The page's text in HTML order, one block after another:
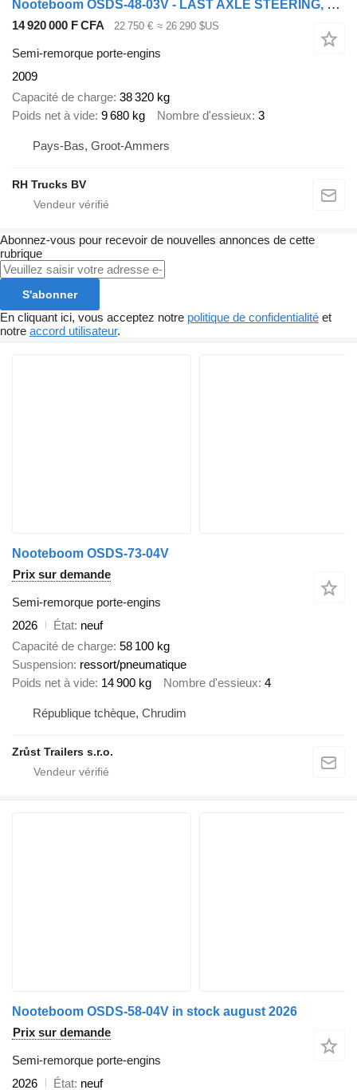
Nooteboom OSDS-48-03V - LAST AXLE STEERING, 6,8 M EXTENDABLE
14 920 000 F CFA 22 750 € ≈ 26 290 $US
Semi-remorque porte-engins
2009
Capacité de charge 38 320 kg
Poids net à vide 9 680 kg Nombre d'essieux 3
Pays-Bas, Groot-Ammers
RH Trucks BV
Abonnez-vous pour recevoir de nouvelles annonces de cette
rubrique
S'abonner
En cliquant ici, vous acceptez notre politique de confidentialité et
notre accord utilisateur.
Nooteboom OSDS-73-04V
Prix sur demande
Semi-remorque porte-engins
2026
État neuf
Capacité de charge 58 100 kg
Suspension ressort/pneumatique
Poids net à vide 14 900 kg Nombre d'essieux 4
République tchèque, Chrudim
Zrůst Trailers s.r.o.
Nooteboom OSDS-58-04V in stock august 2026
Prix sur demande
Semi-remorque porte-engins
2026
État neuf